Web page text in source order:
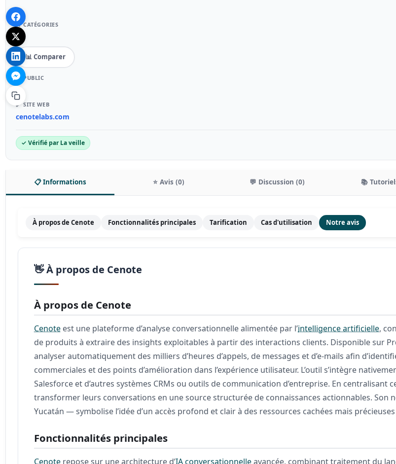
–
📁 CATÉGORIES
–
📊 Comparer
🎯 PUBLIC
–
🔗 SITE WEB
cenotelabs.com
✓ Vérifié par La veille
📋 Informations ⭐ Avis (0) 💬 Discussion (0) 📚
À propos de Cenote Fonctionnalités principales Tarification Cas d'utilisation Notre avis
👋 À propos de Cenote
À propos de Cenote
Cenote est une plateforme d’analyse conversationnelle alimentée par l’intelligence artificielle,
de produits à extraire des insights exploitables à partir des interactions clients. Disponible sur
analyser automatiquement des milliers d’heures d’appels, de messages et d’e-mails afin
commerciales et des points d’amélioration dans l’expérience utilisateur. L’outil s’intègre
Salesforce et d’autres systèmes CRMs ou outils de communication d’entreprise. En centralisant
transformer leurs conversations en une source structurée de connaissances actionnables. Son
Yucatán — symbolise l’idée d’un accès profond et clair à des ressources cachées mais
Fonctionnalités principales
Cenote repose sur une architecture d’IA conversationnelleavancée, combinant traitement du